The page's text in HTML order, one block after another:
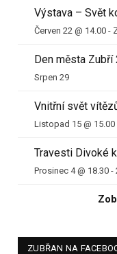
Výstava – Svět
Červen 22 @ 14.00 -
Den města Zubří
Srpen 29
Vnitřní svět
Listopad 15 @ 15.00
Travesti Divoké
Prosinec 4 @ 18.30 -
ZUBŘAN NA